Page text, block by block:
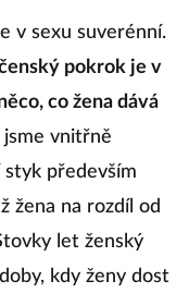
v sexu suverénní.
pokrok je v
co žena dává
jsme vnitřně
styk především
žena na rozdíl od
let ženský
kdy ženy dost